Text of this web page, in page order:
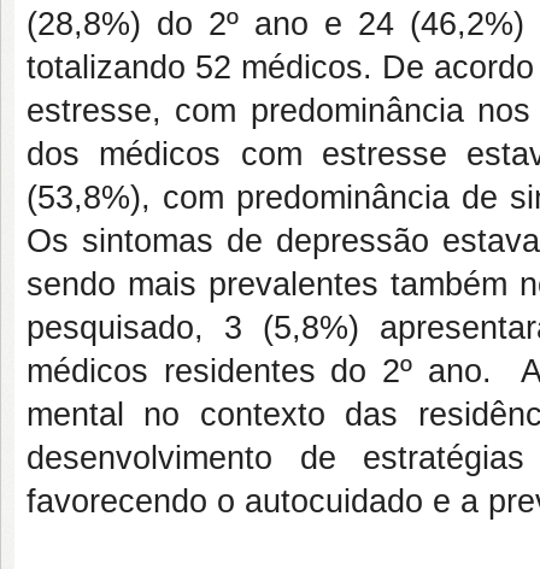
(28,8%) do 2º ano e 24
totalizando 52 médicos. De
estresse, com predominância
dos médicos com estresse
(53,8%), com predominância de
Os sintomas de depressão
sendo mais prevalentes também
pesquisado, 3 (5,8%)
médicos residentes do 2º ano.
mental no contexto das
desenvolvimento de
favorecendo o autocuidado e a